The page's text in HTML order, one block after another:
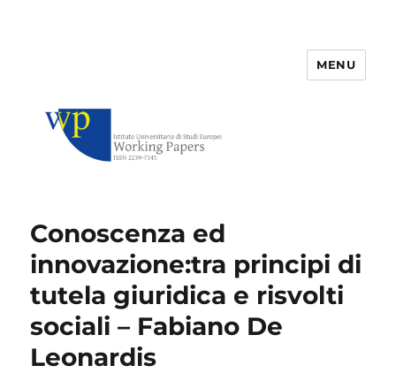
MENU
Conoscenza ed
innovazione:tra principi di
tutela giuridica e risvolti
sociali – Fabiano De
Leonardis